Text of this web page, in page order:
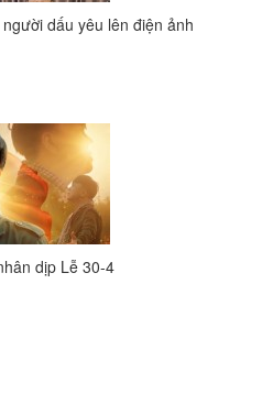
dấu yêu lên điện ảnh
dịp Lễ 30-4